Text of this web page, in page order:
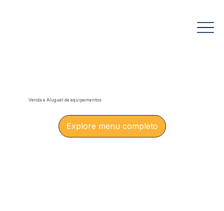
Venda e Aluguel de equipamentos
Explore menu completo